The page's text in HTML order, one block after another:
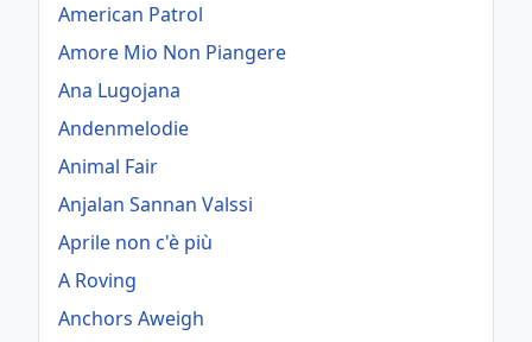
American Patrol
Amore Mio Non Piangere
Ana Lugojana
Andenmelodie
Animal Fair
Anjalan Sannan Valssi
Aprile non c'è più
A Roving
Anchors Aweigh